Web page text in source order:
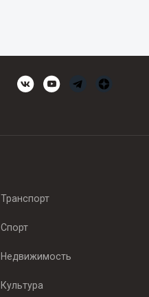
Транспорт
Спорт
Недвижимость
Культура